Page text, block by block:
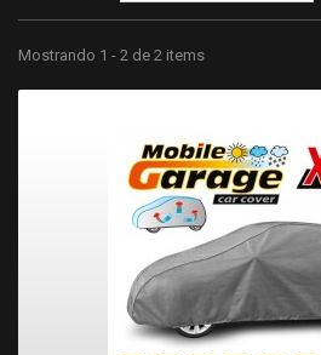
Mostrando 1 - 2 de 2 items